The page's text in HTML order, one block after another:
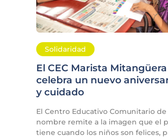
Solidaridad
El CEC Marista
celebra un nuevo
y cuidado
El Centro Educativo Comunitario de
nombre remite a la imagen que el
tiene cuando los niños son felices,